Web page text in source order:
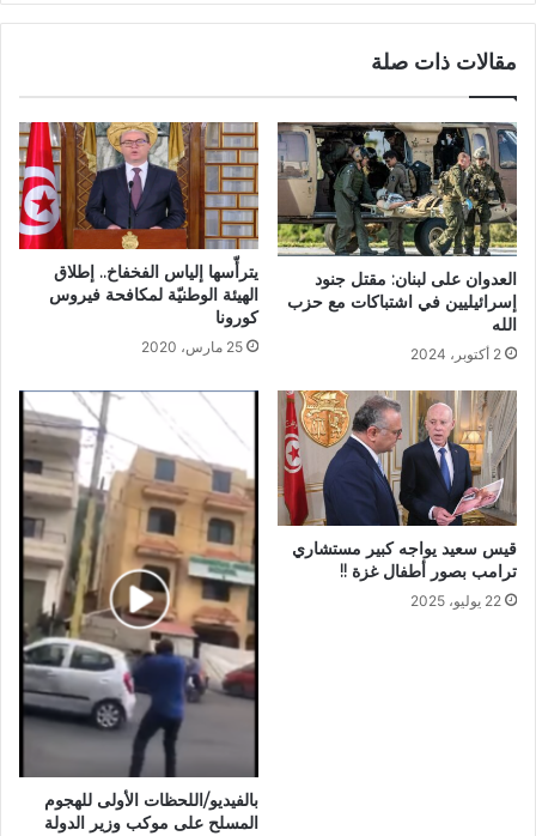
مقالات ذات صلة
العدوان على لبنان: مقتل جنود
إسرائيليين في اشتباكات مع حزب
الله
2 أكتوبر، 2024
يترأّسها إلياس الفخفاخ.. إطلاق
الهيئة الوطنيّة لمكافحة فيروس
كورونا
25 مارس، 2020
قيس سعيد يواجه كبير مستشاري
ترامب بصور أطفال غزة !!
22 يوليو، 2025
بالفيديو/اللحظات الأولى للهجوم
المسلح على موكب وزير الدولة